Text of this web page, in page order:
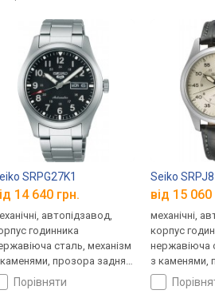
SRPG27K1
14 640 грн.
автопідзавод,
годинника
сталь, механізм
прозора задня
ремінець: браслет
WR 100, Японія
порівняти
Seiko
від 15 060
механічні,
корпус
нержавіюча
з каменями,
кришка,
шкіряний,